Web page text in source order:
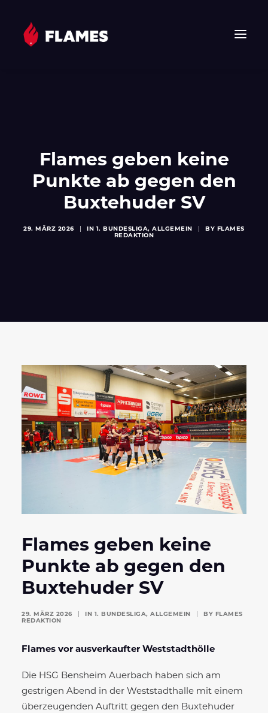
JUGEND
VEREIN
SPONSOREN & PARTNER
FAN-SHOP
Flames geben keine
Punkte ab gegen den
Buxtehuder SV
29. MÄRZ 2026 IN 1. BUNDESLIGA,ALLGEMEIN BY FLAMES
REDAKTION
Flames geben keine
Punkte ab gegen den
Buxtehuder SV
29. MÄRZ 2026 IN 1. BUNDESLIGA, ALLGEMEIN BY FLAMES
REDAKTION
Flames vor ausverkaufter Weststadthölle
Die HSG Bensheim Auerbach haben sich am
gestrigen Abend in der Weststadthalle mit einem
überzeugenden Auftritt gegen den Buxtehuder